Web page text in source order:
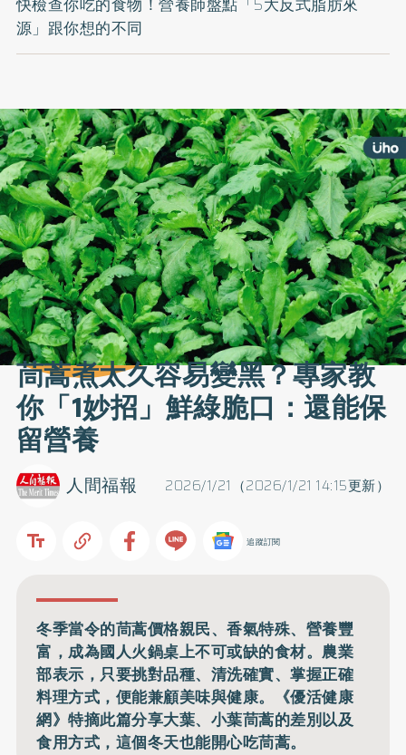
源」跟你想的不同
茼蒿煮太久容易變黑？專家教
你「1妙招」鮮綠脆口：還能保
留營養
2026/1/21（2026/1/21 14:15更新）
人間福報
追蹤訂閱
冬季當令的茼蒿價格親民、香氣特殊、營養豐
富，成為國人火鍋桌上不可或缺的食材。農業
部表示，只要挑對品種、清洗確實、掌握正確
料理方式，便能兼顧美味與健康。《優活健康
網》特摘此篇分享大葉、小葉茼蒿的差別以及
食用方式，這個冬天也能開心吃茼蒿。